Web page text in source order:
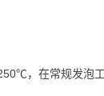
，在常规发泡